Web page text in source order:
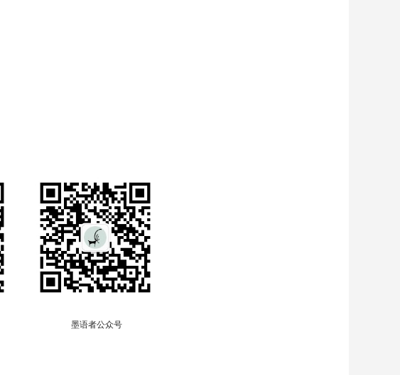
墨语者公众号